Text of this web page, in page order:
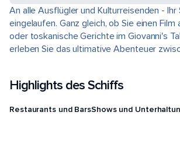
An alle Ausflügler und Kulturreisenden -
eingelaufen. Ganz gleich, ob Sie einen Film
oder toskanische Gerichte im Giovanni's
erleben Sie das ultimative Abenteuer
Highlights des Schiffs
Restaurants und BarsShows und